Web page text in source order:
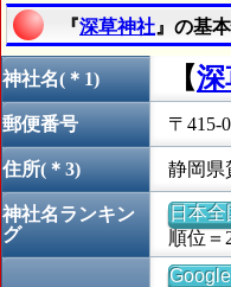
『深草神社 』の基
神社名(＊1) 【深
郵便番号 〒415-
住所(＊3) 静岡県
神社名ランキン
グ
日本全
順位＝